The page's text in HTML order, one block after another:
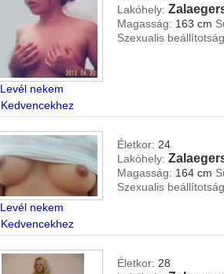
Levél nekem
Kedvencekhez
Lakóhely:
Magasság: 163 cm
Szexualis
Levél nekem
Kedvencekhez
Életkor: 24
Lakóhely:
Magasság: 164 cm
Szexualis
Életkor: 28